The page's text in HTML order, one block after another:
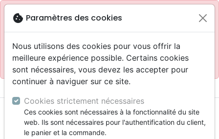
blockSite réservé aux professionnels
Accès pour les professionnels : Se connecter
Site pour le grand public : La Maison de la Bible
menu
cookie Paramètres des cookies
Nous utilisons des cookies pour vous offrir la
meilleure expérience possible. Certains cookies
sont nécessaires, vous devez les accepter pour
continuer à naviguer sur ce site.
Cookies strictement nécessaires
Ces cookies sont nécessaires à la fonctionnalité du site
web. Ils sont nécessaires pour l'authentification du client,
le panier et la commande.